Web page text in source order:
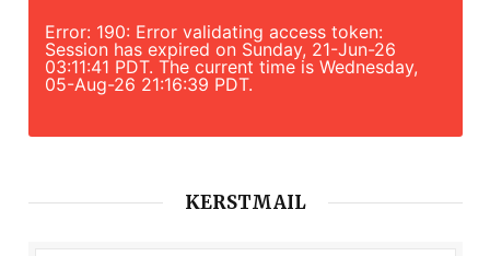
Error: 190: Error validating access token:
Session has expired on Sunday, 21-Jun-26
03:11:41 PDT. The current time is Wednesday,
05-Aug-26 21:16:39 PDT.
KERSTMAIL